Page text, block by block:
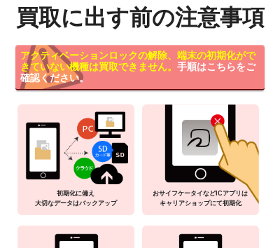
買取に出す前の注意事項
アクティベーションロックの解除、端末の初期化がで
きていない機種は買取できません。 手順はこちらをご
確認ください。
初期化に備え
大切なデータはバックアップ
おサイフケータイなどICアプリは
キャリアショップにて初期化